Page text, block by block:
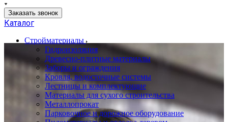
Заказать звонок
Каталог
Стройматериалы
Гидроизоляция
Древесно-плитные материалы
Заборы и ограждения
Кровля, водосточные системы
Лестницы и комплектующие
Материалы для сухого строительства
Металлопрокат
Парковочное и дорожное оборудование